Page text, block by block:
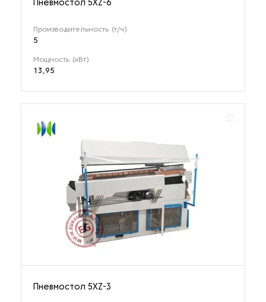
Пневмостол 5XZ-6
Производительность (т/ч)
5
Мощность (кВт)
13,95
Пневмостол 5XZ-3